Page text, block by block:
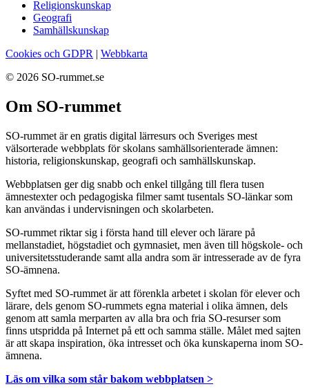
Religionskunskap
Geografi
Samhällskunskap
Cookies och GDPR | Webbkarta
© 2026 SO-rummet.se
Om SO-rummet
SO-rummet är en gratis digital lärresurs och Sveriges mest
välsorterade webbplats för skolans samhällsorienterade ämnen:
historia, religionskunskap, geografi och samhällskunskap.
Webbplatsen ger dig snabb och enkel tillgång till flera tusen
ämnestexter och pedagogiska filmer samt tusentals SO-länkar som
kan användas i undervisningen och skolarbeten.
SO-rummet riktar sig i första hand till elever och lärare på
mellanstadiet, högstadiet och gymnasiet, men även till högskole- och
universitetsstuderande samt alla andra som är intresserade av de fyra
SO-ämnena.
Syftet med SO-rummet är att förenkla arbetet i skolan för elever och
lärare, dels genom SO-rummets egna material i olika ämnen, dels
genom att samla merparten av alla bra och fria SO-resurser som
finns utspridda på Internet på ett och samma ställe. Målet med sajten
är att skapa inspiration, öka intresset och öka kunskaperna inom SO-
ämnena.
Läs om vilka som står bakom webbplatsen >